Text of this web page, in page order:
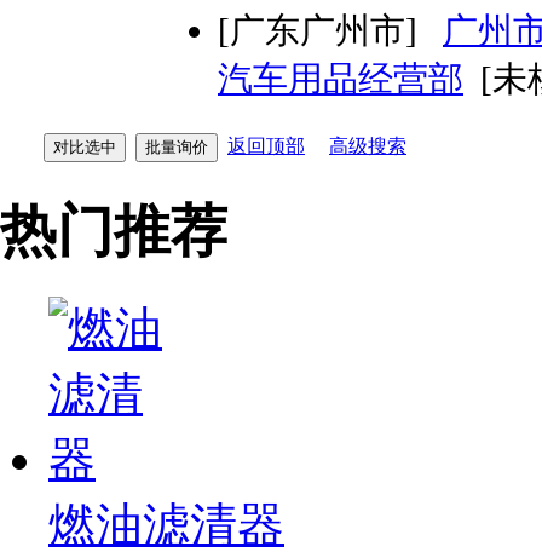
[广东广州市]
广州
汽车用品经营部 [未
返回顶部 高级搜索
热门推荐
燃油滤清器